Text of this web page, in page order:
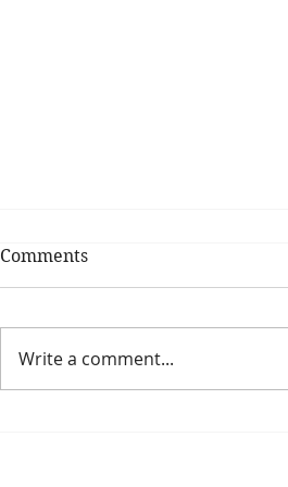
#spesadí marmellate
Comments
Write a comment...